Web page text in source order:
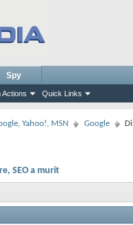
Actions Quick Links
Spy
Yahoo!, MSN Google
SEO a murit